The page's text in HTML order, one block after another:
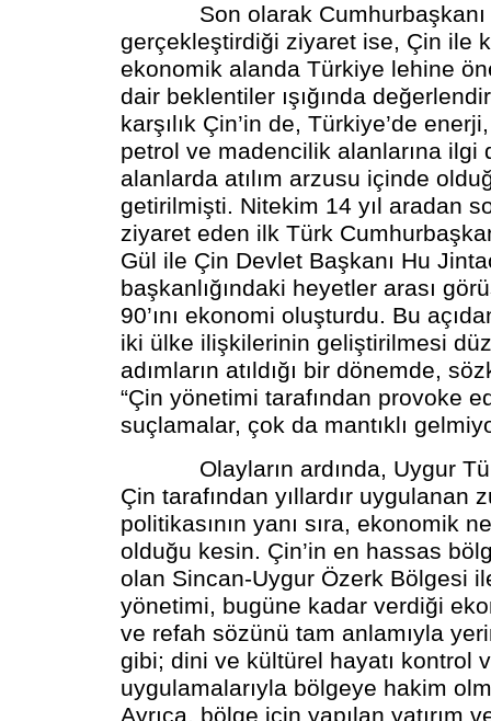
Son olarak Cumhurbaşkanı
gerçekleştirdiği ziyaret ise, Çin ile
ekonomik alanda Türkiye lehine
dair beklentiler ışığında
karşılık Çin’in de, Türkiye’de
petrol ve madencilik alanlarına ilgi
alanlarda atılım arzusu içinde
getirilmişti. Nitekim 14 yıl aradan
ziyaret eden ilk Türk
Gül ile Çin Devlet Başkanı Hu
başkanlığındaki heyetler arası
90’ını ekonomi oluşturdu. Bu
iki ülke ilişkilerinin geliştirilmesi
adımların atıldığı bir dönemde,
“Çin yönetimi tarafından provoke
suçlamalar, çok da mantıklı
Olayların ardında, Uygur
Çin tarafından yıllardır uygulanan
politikasının yanı sıra, ekonomik
olduğu kesin. Çin’in en hassas
olan Sincan-Uygur Özerk Bölgesi
yönetimi, bugüne kadar verdiği
ve refah sözünü tam anlamıyla
gibi; dini ve kültürel hayatı kontrol
uygulamalarıyla bölgeye hakim
Ayrıca, bölge için yapılan yatırım